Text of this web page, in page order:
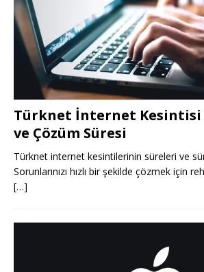
Türknet İnternet Kesintisi
ve Çözüm Süresi
Türknet internet kesintilerinin süreleri ve
Sorunlarınızı hızlı bir şekilde çözmek için
[…]